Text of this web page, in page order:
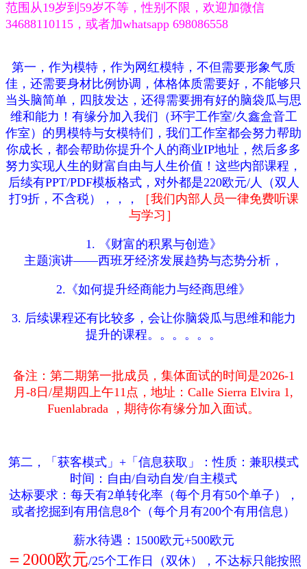
范围从19岁到59岁不等，性别不限， 欢迎加微信
34688110115，或者加whatsapp 698086558
第一，作为模特，作为网红模特，不但需要形象气质
佳，还需要身材比例协调，体格体质需要好，不能够只
当头脑简单，四肢发达，还得需要拥有好的脑袋瓜与思
维和能力！有缘分加入我们（环宇工作室/久鑫盒音工
作室）的男模特与女模特们，我们工作室都会努力帮助
你成长，都会帮助你提升个人的商业IP地址，然后多多
努力实现人生的财富自由与人生价值！这些内部课程，
后续有PPT/PDF模板格式，对外都是220欧元/人（双人
打9折，不含税），，，
［我们内部人员一律免费听课
与学习］
1. 《财富的积累与创造》
主题演讲——西班牙经济发展趋势与态势分析，
2.《如何提升经商能力与经商思维》
3. 后续课程还有比较多，会让你脑袋瓜与思维和能力
提升的课程。。。。。。
备注：第二期第一批成员，集体面试的时间是2026-1
月-8日/星期四上午11点，地址：Calle Sierra Elvira 1,
Fuenlabrada ，期待你有缘分加入面试。
第二， 「获客模式」+「信息获取」：性质：兼职模式
时间：自由/自动自发/自主模式
达标要求：每天有2单转化率（每个月有50个单子），
或者挖掘到有用信息8个（每个月有200个有用信息）
薪水待遇：1500欧元+500欧元
＝2000欧元/25个工作日（双休），不达标只能按照